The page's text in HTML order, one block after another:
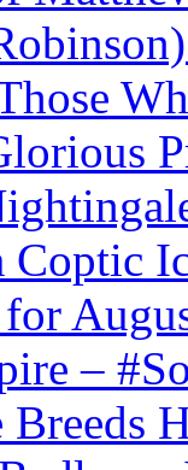
Coptic
for
–
Breeds